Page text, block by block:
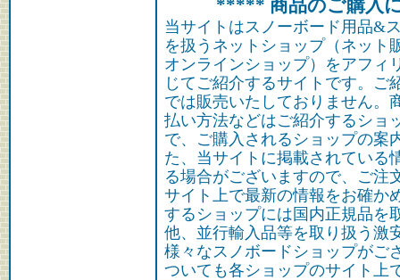
***** 商品のご購入
当サイトはスノーボード用品&
を扱うネットショップ（ネット
オンラインショップ）をアフィ
じてご紹介するサイトです。ご
では販売いたしておりません。
払い方法などはご紹介するショ
で、ご購入されるショップの案
た、当サイトに掲載されている
る場合がございますので、ご注
サイト上で最新の情報をお確か
するショップには国内正規品を
他、並行輸入品等を取り扱う激
様々なスノボードショップがご
ついても各ショップのサイト上